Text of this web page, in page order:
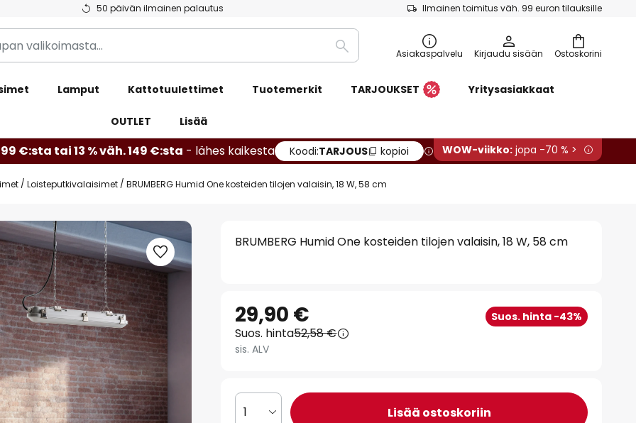
50 päivän ilmainen palautus Ilmainen toimitus väh. 99 euron tilauksille
Ostoskorini
Etsi Asiakaspalvelu Kirjaudu sisään
Lamput Kattotuulettimet Tuotemerkit TARJOUKSET Yritysasiakkaat
OUTLET Lisää
€:sta tai 13 % väh. 149 €:sta - lähes kaikesta Koodi:TARJOUS kopioi WOW-viikko: jopa -70 % >
Loisteputkivalaisimet BRUMBERG Humid One kosteiden tilojen valaisin, 18 W, 58 cm
BRUMBERG Humid One kosteiden tilojen valaisin, 18 W, 58 cm
29,90 € Suos. hinta -43%
Suos. hinta52,58 €
sis. ALV
1 Lisää ostoskoriin